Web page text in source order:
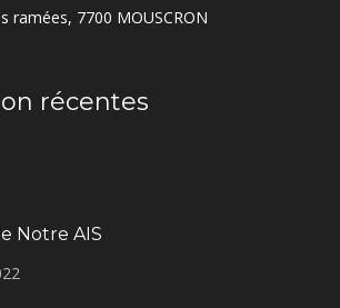
ramées, 7700 MOUSCRON
récentes
Notre AIS